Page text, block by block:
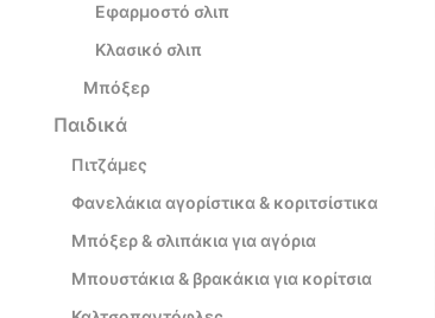
Εφαρμοστό σλιπ
Κλασικό σλιπ
Μπόξερ
Παιδικά
Πιτζάμες
Φανελάκια αγορίστικα & κοριτσίστικα
Μπόξερ & σλιπάκια για αγόρια
Μπουστάκια & βρακάκια για κορίτσια